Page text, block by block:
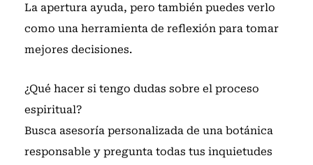
La apertura ayuda, pero también puedes verlo
como una herramienta de reflexión para tomar
mejores decisiones.
¿Qué hacer si tengo dudas sobre el proceso
espiritual?
Busca asesoría personalizada de una botánica
responsable y pregunta todas tus inquietudes